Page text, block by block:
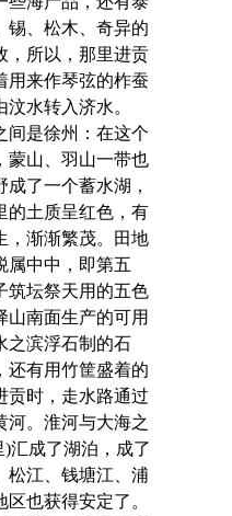
锡、松木、奇异的
，所以，那里进贡
用来作琴弦的柞蚕
水转入济水。
是徐州：在这个
蒙山、羽山一带也
了一个蓄水湖，
的土质呈红色，有
，渐渐繁茂。田地
属中中，即第五
筑坛祭天用的五色
山南面生产的可用
之滨浮石制的石
还有用竹筐盛着的
贡时，走水路通过
河。淮河与大海之
)汇成了湖泊，成了
松江、钱塘江、浦
也获得安定了。